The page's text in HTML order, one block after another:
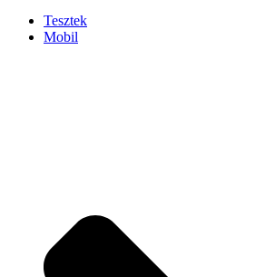
Tesztek
Mobil